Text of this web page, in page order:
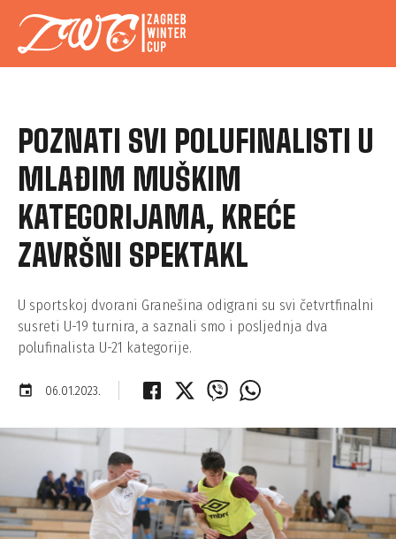
POZNATI SVI POLUFINALISTI U
MLAĐIM MUŠKIM
KATEGORIJAMA, KREĆE
ZAVRŠNI SPEKTAKL
U sportskoj dvorani Granešina odigrani su svi četvrtfinalni
susreti U-19 turnira, a saznali smo i posljednja dva
polufinalista U-21 kategorije.
event 06.01.2023.